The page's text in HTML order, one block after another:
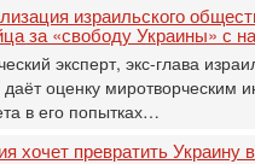
израильского
за «свободу Украины» с
эксперт, экс-глава
оценку миротворческим
в его попытках…
хочет превратить Украину